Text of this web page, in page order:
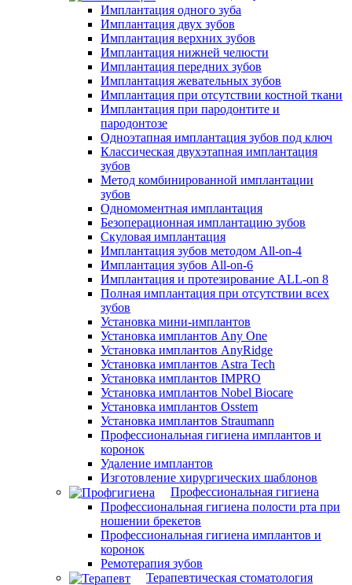
Имплантация одного зуба
Имплантация двух зубов
Имплантация верхних зубов
Имплантация нижней челюсти
Имплантация передних зубов
Имплантация жевательных зубов
Имплантация при отсутствии костной ткани
Имплантация при пародонтите и
пародонтозе
Одноэтапная имплантация зубов под ключ
Классическая двухэтапная имплантация
зубов
Метод комбинированной имплантации
зубов
Одномоментная имплантация
Безоперационная имплантацию зубов
Скуловая имплантация
Имплантация зубов методом All-on-4
Имплантация зубов All-on-6
Имплантация и протезирование ALL-on 8
Полная имплантация при отсутствии всех
зубов
Установка мини-имплантов
Установка имплантов Any One
Установка имплантов AnyRidge
Установка имплантов Astra Tech
Установка имплантов IMPRO
Установка имплантов Nobel Biocare
Установка имплантов Osstem
Установка имплантов Straumann
Профессиональная гигиена имплантов и
коронок
Удаление имплантов
Изготовление хирургических шаблонов
Профессиональная гигиена
Профессиональная гигиена полости рта при
ношении брекетов
Профессиональная гигиена имплантов и
коронок
Ремотерапия зубов
Терапевтическая стоматология